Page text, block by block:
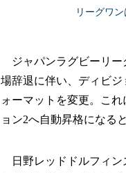
リーグワ
ジャパンラグビーリー
場辞退に伴い、ディビ
ォーマットを変更。こ
ョン2へ自動昇格になる
日野レッドドルフィン